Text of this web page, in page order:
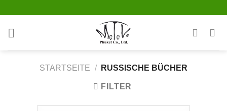
content
STARTSEITE / RUSSISCHE BÜCHER
FILTER